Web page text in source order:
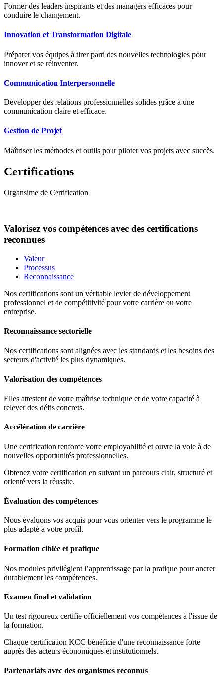
Former des leaders inspirants et des managers efficaces pour
conduire le changement.
Innovation et Transformation Digitale
Préparer vos équipes à tirer parti des nouvelles technologies pour
innover et se réinventer.
Communication Interpersonnelle
Développer des relations professionnelles solides grâce à une
communication claire et efficace.
Gestion de Projet
Maîtriser les méthodes et outils pour piloter vos projets avec succès.
Certifications
Organsime de Certification
Valorisez vos compétences avec des certifications
reconnues
Valeur
Processus
Reconnaissance
Nos certifications sont un véritable levier de développement
professionnel et de compétitivité pour votre carrière ou votre
entreprise.
Reconnaissance sectorielle
Nos certifications sont alignées avec les standards et les besoins des
secteurs d'activité les plus dynamiques.
Valorisation des compétences
Elles attestent de votre maîtrise technique et de votre capacité à
relever des défis concrets.
Accélération de carrière
Une certification renforce votre employabilité et ouvre la voie à de
nouvelles opportunités professionnelles.
Obtenez votre certification en suivant un parcours clair, structuré et
orienté vers la réussite.
Évaluation des compétences
Nous évaluons vos acquis pour vous orienter vers le programme le
plus adapté à votre profil.
Formation ciblée et pratique
Nos modules privilégient l’apprentissage par la pratique pour ancrer
durablement les compétences.
Examen final et validation
Un test rigoureux certifie officiellement vos compétences à l'issue de
la formation.
Chaque certification KCC bénéficie d'une reconnaissance forte
auprès des acteurs économiques et institutionnels.
Partenariats avec des organismes reconnus